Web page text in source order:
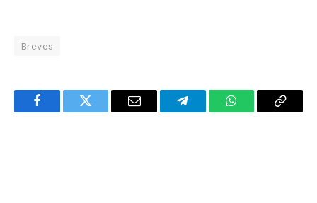
Breves
FacebookTwitter Email TelegramWhatsAppCopy